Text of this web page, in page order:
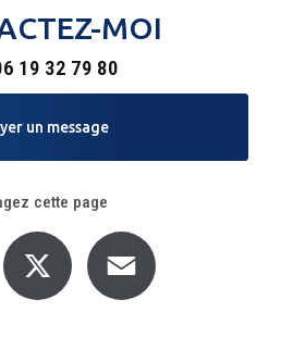
MOI
19 32 79 80
un message
cette page